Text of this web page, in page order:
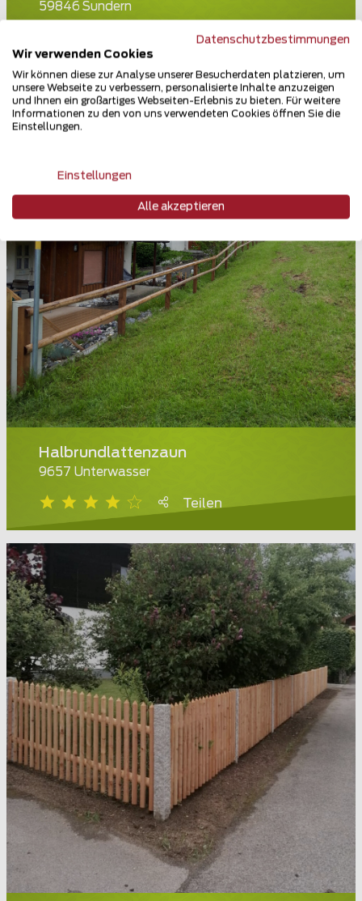
59846 Sundern
Teilen
Halbrundlattenzaun
9657 Unterwasser
Teilen
Datenschutzbestimmungen
Wir verwenden Cookies
Wir können diese zur Analyse unserer Besucherdaten platzieren, um
unsere Webseite zu verbessern, personalisierte Inhalte anzuzeigen
und Ihnen ein großartiges Webseiten-Erlebnis zu bieten. Für weitere
Informationen zu den von uns verwendeten Cookies öffnen Sie die
Einstellungen.
Einstellungen
Alle akzeptieren